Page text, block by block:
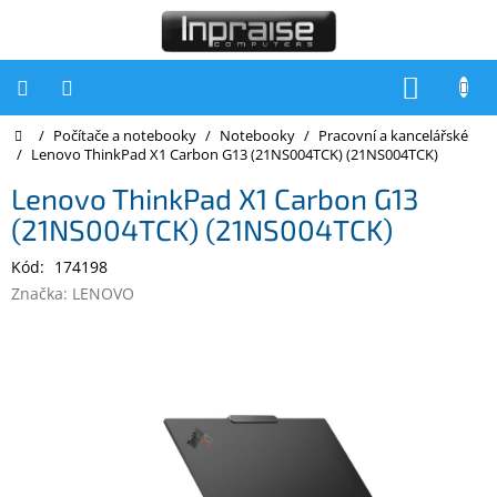
Počítače
Inpraise
Notebooky
Tiskárny
Domů
/ Počítače a notebooky / Notebooky / Pracovní a kancelářské
/ Lenovo ThinkPad X1 Carbon G13 (21NS004TCK) (21NS004TCK)
Lenovo ThinkPad X1 Carbon G13
(21NS004TCK) (21NS004TCK)
Kód: 174198
Značka: LENOVO